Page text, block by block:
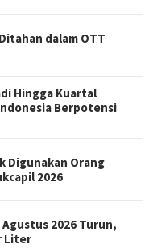
dalam OTT
Hingga Kuartal
Berpotensi
Digunakan Orang
2026
2026 Turun,
Liter